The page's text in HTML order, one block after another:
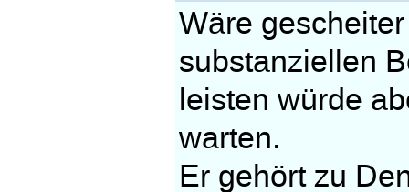
Wäre
substanziellen
leisten würde
warten.
Er gehört zu